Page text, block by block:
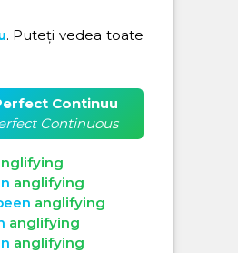
. Puteți vedea toate
Continuu
Continuous
anglifying
anglifying
anglifying
anglifying